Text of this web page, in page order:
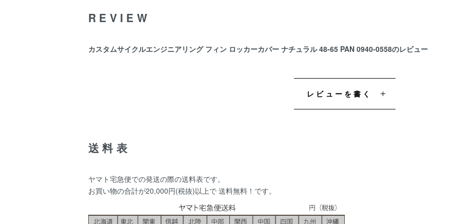
REVIEW
カスタムサイクルエンジニアリング フィン ロッカーカバー ナチュラル 48-65 PAN 0940-0558のレビュー
レビューを書く
送料表
ヤマト宅急便での発送の際の送料表です。
お買い物の合計が20,000円(税抜)以上で 送料無料！です。